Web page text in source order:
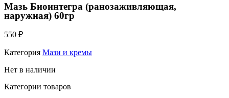
Мазь Биоинтегра (ранозаживляющая,
наружная) 60гр
550 ₽
Категория Мази и кремы
Нет в наличии
Категории товаров